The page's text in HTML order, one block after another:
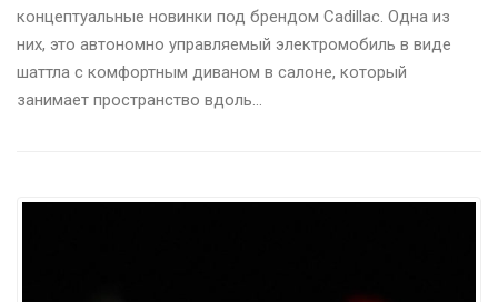
концептуальные новинки под брендом Cadillac. Одна из
них, это автономно управляемый электромобиль в виде
шаттла с комфортным диваном в салоне, который
занимает пространство вдоль…